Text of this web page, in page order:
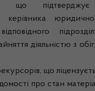
що
керівника
діяльністю з
що
про стан